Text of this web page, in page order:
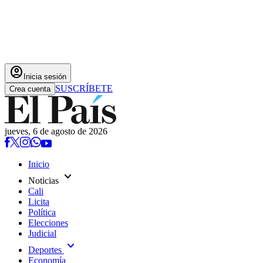
account_circle Inicia sesión
Crea cuenta SUSCRÍBETE
jueves, 6 de agosto de 2026
Inicio
Noticias expand_more
Cali
Licita
Política
Elecciones
Judicial
Deportes expand_more
Economía